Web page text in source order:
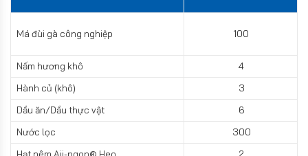
Má đùi gà công nghiệp 100
Nấm hương khô
4
Hành củ (khô)
3
Dầu ăn/Dầu thực vật
6
Nước lọc
300